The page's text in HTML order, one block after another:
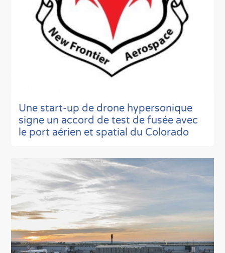
Une start-up de drone hypersonique
signe un accord de test de fusée avec
le port aérien et spatial du Colorado